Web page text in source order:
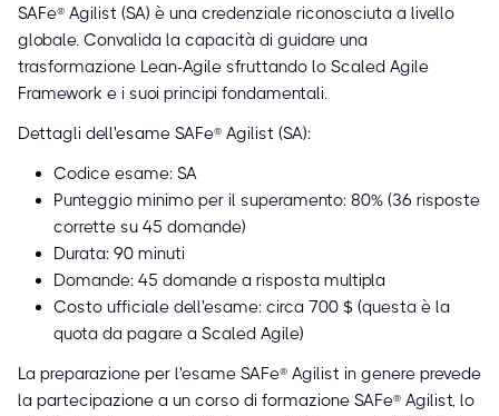
SAFe® Agilist (SA) è una credenziale riconosciuta a livello
globale. Convalida la capacità di guidare una
trasformazione Lean-Agile sfruttando lo Scaled Agile
Framework e i suoi principi fondamentali.
Dettagli dell'esame SAFe® Agilist (SA):
Codice esame: SA
Punteggio minimo per il superamento: 80% (36 risposte
corrette su 45 domande)
Durata: 90 minuti
Domande: 45 domande a risposta multipla
Costo ufficiale dell'esame: circa 700 $ (questa è la
quota da pagare a Scaled Agile)
La preparazione per l'esame SAFe® Agilist in genere prevede
la partecipazione a un corso di formazione SAFe® Agilist, lo